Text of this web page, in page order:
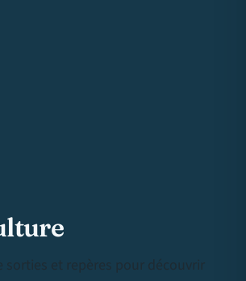
sorties et repères pour découvrir